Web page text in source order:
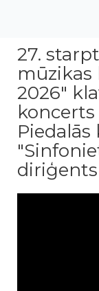
27.
mūzikas
2026"